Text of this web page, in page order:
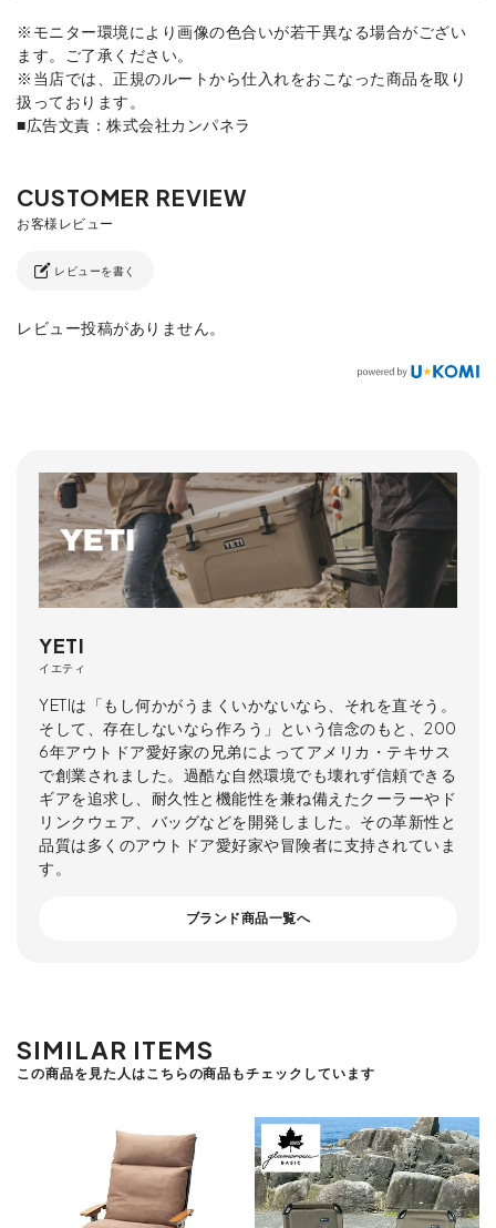
※モニター環境により画像の色合いが若干異なる場合がござい
ます。ご了承ください。
※当店では、正規のルートから仕入れをおこなった商品を取り
扱っております。
■広告文責：株式会社カンパネラ
レビューを書く
レビュー投稿がありません。
YETI
イエティ
YETIは「もし何かがうまくいかないなら、それを直そう。
そして、存在しないなら作ろう」という信念のもと、200
6年アウトドア愛好家の兄弟によってアメリカ・テキサス
で創業されました。過酷な自然環境でも壊れず信頼できる
ギアを追求し、耐久性と機能性を兼ね備えたクーラーやド
リンクウェア、バッグなどを開発しました。その革新性と
品質は多くのアウトドア愛好家や冒険者に支持されていま
す。
ブランド商品一覧へ
SIMILAR ITEMS
この商品を見た人はこちらの商品もチェックしています